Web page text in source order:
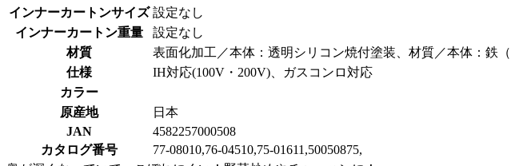
インナーカートンサイズ 設定なし
インナーカートン重量
設定なし
材質
表面化加工／本体：透明シリコン焼付塗装、材質／本体：鉄
仕様
IH対応(100V・200V)、ガスコンロ対応
カラー
原産地
日本
JAN
4582257000508
カタログ番号
77-08010,76-04510,75-01611,50050875,